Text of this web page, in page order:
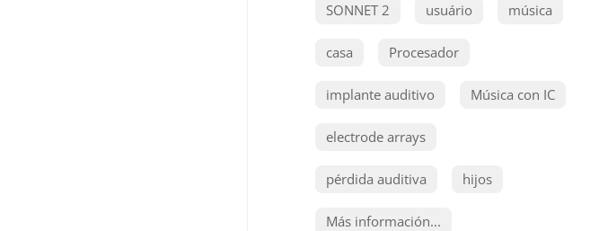
SONNET 2 usuário música
casa Procesador
implante auditivo Música con IC
electrode arrays
pérdida auditiva hijos
Más información...